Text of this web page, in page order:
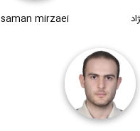
saman mirzaei